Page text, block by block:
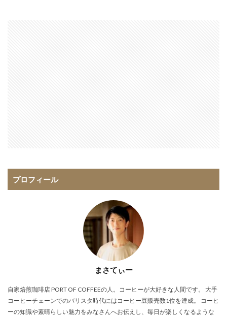
プロフィール
まさてぃー
自家焙煎珈琲店 PORT OF COFFEEの人。コーヒーが大好きな人間です。 大手
コーヒーチェーンでのバリスタ時代にはコーヒー豆販売数1位を達成。 コーヒ
ーの知識や素晴らしい魅力をみなさんへお伝えし、毎日が楽しくなるような